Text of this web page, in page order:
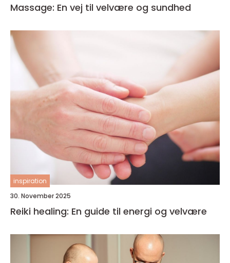
Massage: En vej til velvære og sundhed
inspiration
30. November 2025
Reiki healing: En guide til energi og velvære